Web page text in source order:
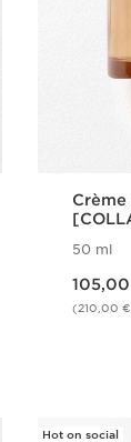
50 ml
(210,00
Hot on social